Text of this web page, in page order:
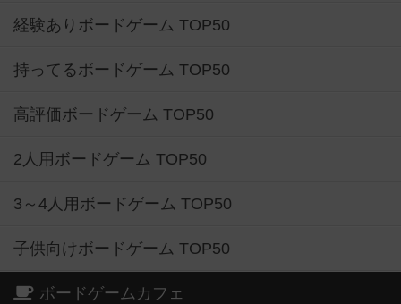
経験ありボードゲーム TOP50
持ってるボードゲーム TOP50
高評価ボードゲーム TOP50
2人用ボードゲーム TOP50
3～4人用ボードゲーム TOP50
子供向けボードゲーム TOP50
ボードゲームカフェ